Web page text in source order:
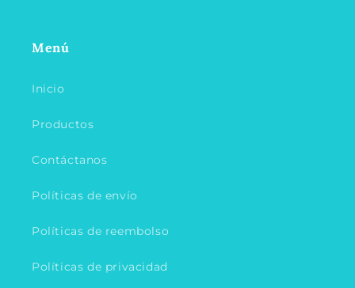
Menú
Inicio
Productos
Contáctanos
Políticas de envío
Políticas de reembolso
Políticas de privacidad